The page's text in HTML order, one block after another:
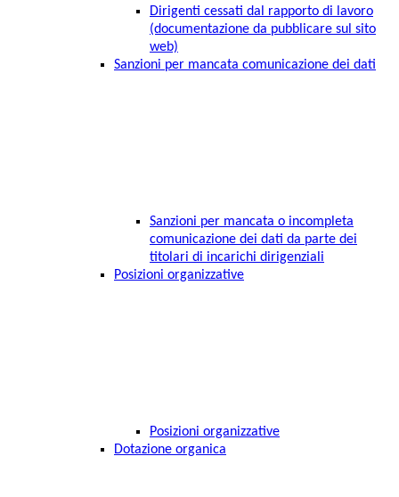
Dirigenti cessati dal rapporto di lavoro
(documentazione da pubblicare sul sito
web)
Sanzioni per mancata comunicazione dei dati
Sanzioni per mancata o incompleta
comunicazione dei dati da parte dei
titolari di incarichi dirigenziali
Posizioni organizzative
Posizioni organizzative
Dotazione organica